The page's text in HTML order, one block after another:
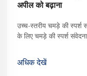
अपील को बढ़ाना
उच्च-स्तरीय चमड़े की स्पर्श
के लिए चमड़े की स्पर्श
बेहतर लगें। ये उपचार
अधिक देखें